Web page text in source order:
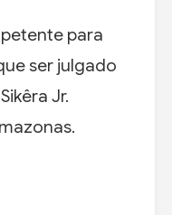
para
ser julgado
Jr.